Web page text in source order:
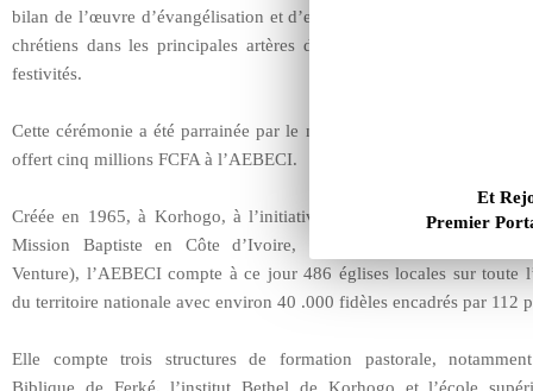
Et
Premier
bilan de l’œuvre d’évangélisation et d’envisager l’avenir. Une
chrétiens dans les principales artères de la ville de Korhogo a
festivités.
Cette cérémonie a été parrainée par le ministre Amadou Gon
offert cinq millions FCFA à l’AEBECI.
Créée en 1965, à Korhogo, à l’initiative des Eglises issues du
Mission Baptiste en Côte d’Ivoire, (Mission américaine
Venture), l’AEBECI compte à ce jour 486 églises locales sur toute
du territoire nationale avec environ 40 .000 fidèles encadrés par 112
Elle compte trois structures de formation pastorale,